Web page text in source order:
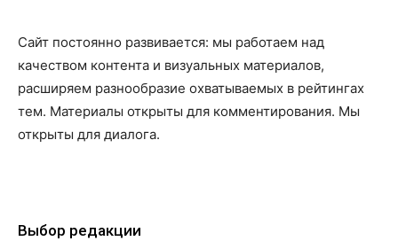
Сайт постоянно развивается: мы работаем над
качеством контента и визуальных материалов,
расширяем разнообразие охватываемых в рейтингах
тем. Материалы открыты для комментирования. Мы
открыты для диалога.
Выбор редакции